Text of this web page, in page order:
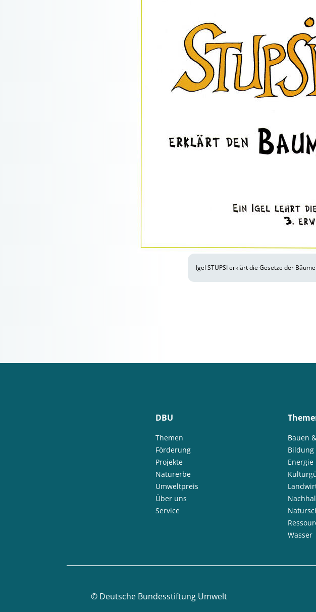
Igel STUPSI erklärt die Gesetze der
DBU
Themen
Förderung
Projekte
Naturerbe
Umweltpreis
Über uns
Service
Bauen
Bildung
Energie
Wasser
© Deutsche Bundesstiftung Umwelt